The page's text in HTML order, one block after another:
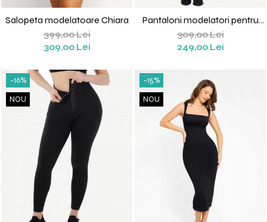
Salopeta modelatoare Chiara
399,00 Lei
309,00 Lei
Pantaloni modelatori pentru
sport Lidia
309,00 Lei
249,00 Lei
-16%
NOU
-15%
NOU